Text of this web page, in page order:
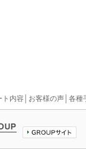
ト内容 お客様の声 各種